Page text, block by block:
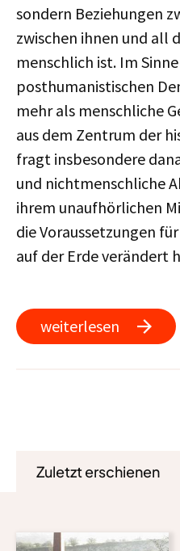
sondern Beziehungen
zwischen ihnen und all
menschlich ist. Im
posthumanistischen
mehr als menschliche
aus dem Zentrum der
fragt insbesondere
und nichtmenschliche
ihrem unaufhörlichen
die Voraussetzungen
auf der Erde verändert
weiterlesen
Zuletzt erschienen